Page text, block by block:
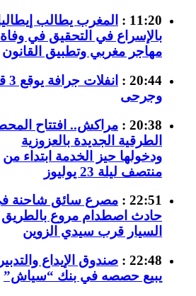
11:20 :
المغرب يطالب
بالإسراع في التحقيق في وفاة
مهاجر مغربي وتطبيق القانون
20:44 :
وجرحى
20:38 :
مراكش.. افتتاح
الطرقية الجديدة بالعزوزية
ودخولها حيز الخدمة ابتداء من
منتصف ليلة 23 يوليوز
22:51 :
مصرع سائق شاحنة
حادث اصطدام مروع بالطريق
السيار قرب سيدي الزوين
22:48 :
صندوق الإيداع والتدبير
يبيع حصصه في بنك “سياش”